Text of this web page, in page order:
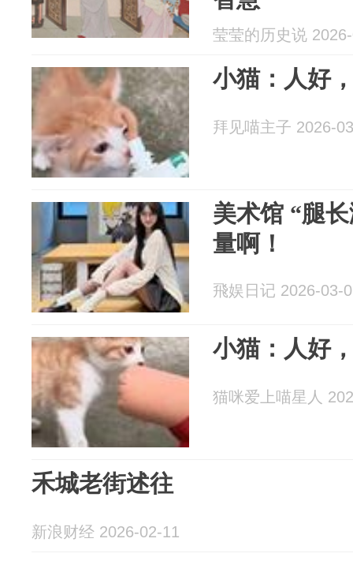
莹莹的历史说
小猫：人好
拜见喵主子 2026-
美术馆 “腿
量啊！
飛娱日记 2026-03-
小猫：人好
猫咪爱上喵星人
禾城老街述往
新浪财经 2026-02-11